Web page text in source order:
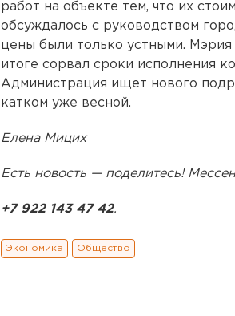
работ на объекте тем, что их
обсуждалось с руководством
цены были только устными. Мэрия
итоге сорвал сроки исполнения
Администрация ищет нового
катком уже весной.
Елена Мицих
Есть новость — поделитесь!
+7 922 143 47 42.
Экономика Общество